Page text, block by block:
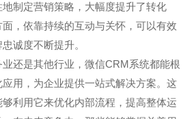
制定营销策略，大幅度提升了转化
，依靠持续的互动与关怀，可以有效
诚度不断提升。
还是其他行业，微信CRM系统都能根
用，为企业提供一站式解决方案。这
利用它来优化内部流程，提高整体运